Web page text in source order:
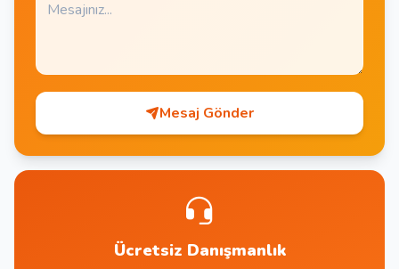
Mesaj Gönder
Ücretsiz Danışmanlık